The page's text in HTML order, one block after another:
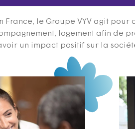
le Groupe VYV agit pour
logement afin de
un impact positif sur la